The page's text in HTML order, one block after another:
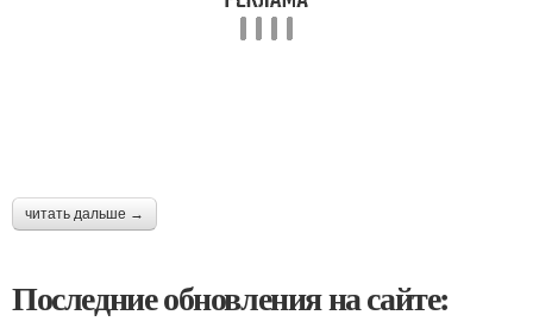
читать дальше →
Последние обновления на сайте: